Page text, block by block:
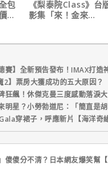
包
搞
更
《梨泰院Class》台
影集「來！金來
賽】全新預告發布！IMAX打造
2】票房大獲成功的五大原因？
狂飆！休傑克曼三度感動落淚
明星？小勞勃道尼：「簡直是胡
穿裙子，呼應新片【海洋奇
傻傻分不清？日本網友爆笑幫